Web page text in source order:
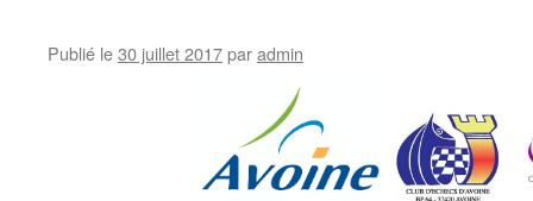
Publié le30 juillet 2017paradmin